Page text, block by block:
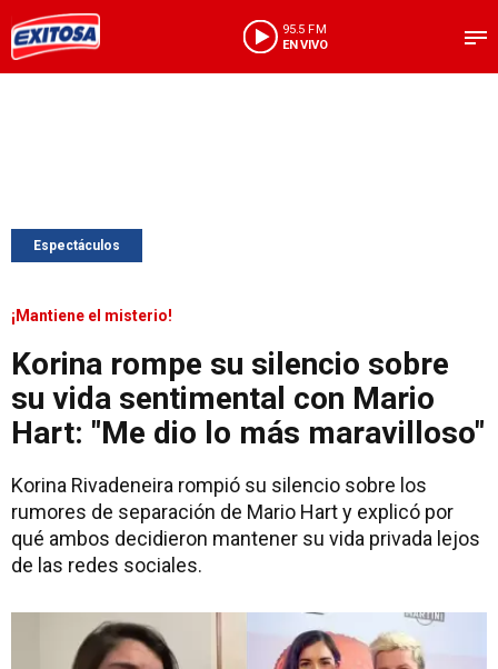
95.5 FM
EN VIVO
Espectáculos
¡Mantiene el misterio!
Korina rompe su silencio sobre
su vida sentimental con Mario
Hart: "Me dio lo más maravilloso"
Korina Rivadeneira rompió su silencio sobre los
rumores de separación de Mario Hart y explicó por
qué ambos decidieron mantener su vida privada lejos
de las redes sociales.